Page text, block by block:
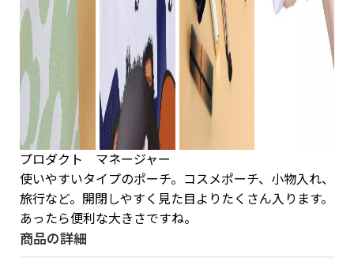
プロダクト マネージャー
使いやすいタイプのポーチ。コスメポーチ、小物入れ、
旅行など。開閉しやすく見た目よりたくさん入ります。
あったら便利な大きさですね。
商品の詳細